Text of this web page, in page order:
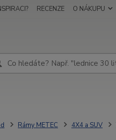
RECENZE O NÁKUPU
Rámy METEC 4X4 a SUV